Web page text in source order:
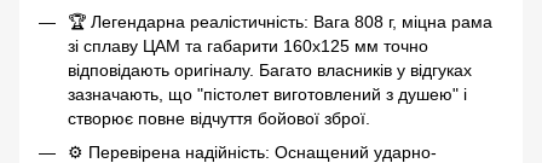
🏆 Легендарна реалістичність: Вага 808 г, міцна рама
зі сплаву ЦАМ та габарити 160х125 мм точно
відповідають оригіналу. Багато власників у відгуках
зазначають, що "пістолет виготовлений з душею" і
створює повне відчуття бойової зброї.
⚙️ Перевірена надійність: Оснащений ударно-